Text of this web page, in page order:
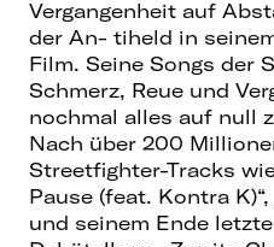
Vergangenheit auf
der An- tiheld in
Film. Seine Songs der
Schmerz, Reue und
nochmal alles auf null
Nach über 200
Streetfighter-Tracks
Pause (feat. Kontra
und seinem Ende